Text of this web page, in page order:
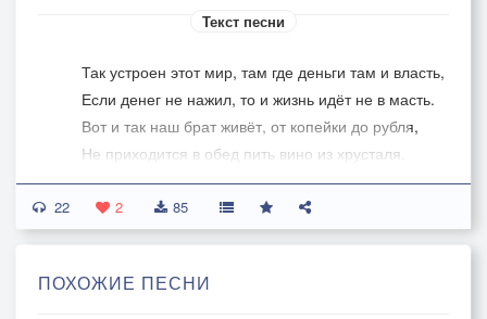
Текст песни
Так устроен этот мир, там где деньги там и власть,
Если денег не нажил, то и жизнь идёт не в масть.
Вот и так наш брат живёт, от копейки до рубля,
Не приходится в обед пить вино из хрусталя.
Покажите мне тот мир, где нет боли и войны,
Покажите тех людей, кому деньги не нужны.
Что прекрасна жизнь идёт и я счастливо живу.
22 2 85
ПОХОЖИЕ ПЕСНИ